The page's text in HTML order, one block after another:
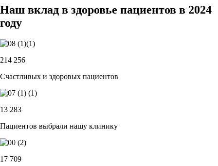
Наш вклад в здоровье пациентов в 2024
году
214 256
Счастливых и здоровых пациентов
13 283
Пациентов выбрали нашу клинику
17 709